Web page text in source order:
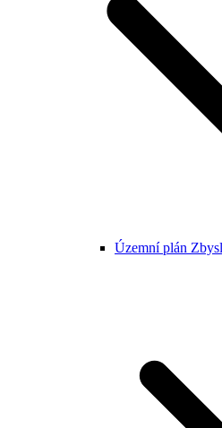
Územní plán